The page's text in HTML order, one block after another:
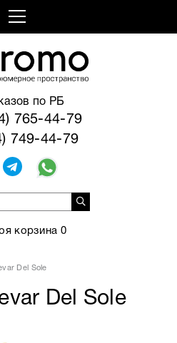
по РБ
765-44-79
749-44-79
корзина 0
Del Sole
Del Sole